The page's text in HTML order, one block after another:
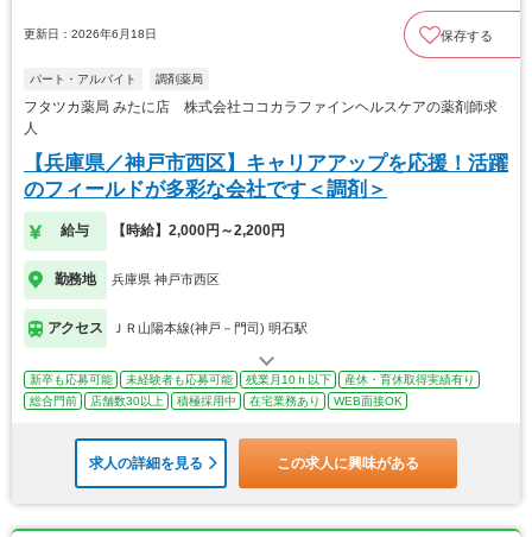
更新日：2026年6月18日 保存する
パート・アルバイト 調剤薬局
フタツカ薬局 みたに店 株式会社ココカラファインヘルスケアの薬剤師求
人
【兵庫県／神戸市西区】キャリアアップを応援！活躍
のフィールドが多彩な会社です＜調剤＞
給与 【時給】2,000円～2,200円
勤務地 兵庫県 神戸市西区
アクセス ＪＲ山陽本線(神戸－門司) 明石駅
新卒も応募可能 未経験者も応募可能 残業月10ｈ以下
産休・育休取得実績有り
総合門前
店舗数30以上 積極採用中 在宅業務あり WEB面接OK
求人の詳細を見る この求人に興味がある